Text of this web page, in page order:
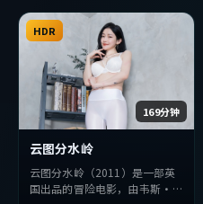
169分钟
HDR
云图分水岭
云图分水岭（2011）是一部英
国出品的冒险电影，由韦斯·